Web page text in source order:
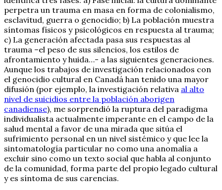
perpetra un trauma en masa en forma de colonialismo,
esclavitud, guerra o genocidio; b) La población muestra
síntomas físicos y psicológicos en respuesta al trauma;
c) La generación afectada pasa sus respuestas al
trauma –el peso de sus silencios, los estilos de
afrontamiento y huida…- a las siguientes generaciones.
Aunque los trabajos de investigación relacionados con
el genocidio cultural en Canadá han tenido una mayor
difusión (por ejemplo, la investigación relativa al alto
nivel de suicidios entre la población aborigen
canadiense), me sorprendió la ruptura del paradigma
individualista actualmente imperante en el campo de la
salud mental a favor de una mirada que sitúa el
sufrimiento personal en un nivel sistémico y que lee la
sintomatología particular no como una anomalía a
excluir sino como un texto social que habla al conjunto
de la comunidad, forma parte del propio legado cultural
y es síntoma de sus carencias.